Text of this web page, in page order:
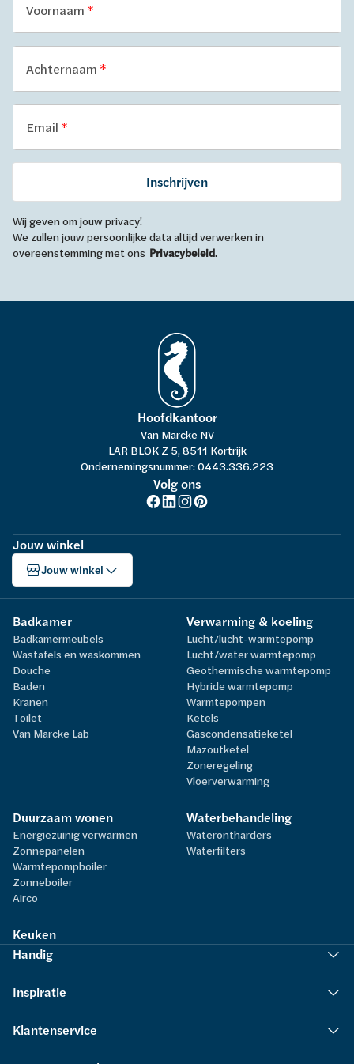
Voornaam
Achternaam
Email
Inschrijven
Wij geven om jouw privacy!
We zullen jouw persoonlijke data altijd verwerken in
overeenstemming met ons Privacybeleid.
Hoofdkantoor
Van Marcke NV
LAR BLOK Z 5, 8511 Kortrijk
Ondernemingsnummer: 0443.336.223
Volg ons
Jouw winkel
Jouw winkel
Badkamer
Badkamermeubels
Wastafels en waskommen
Douche
Baden
Kranen
Toilet
Van Marcke Lab
Verwarming & koeling
Lucht/lucht-warmtepomp
Lucht/water warmtepomp
Geothermische warmtepomp
Hybride warmtepomp
Warmtepompen
Ketels
Gascondensatieketel
Mazoutketel
Zoneregeling
Vloerverwarming
Duurzaam wonen
Energiezuinig verwarmen
Zonnepanelen
Warmtepompboiler
Zonneboiler
Airco
Waterbehandeling
Waterontharders
Waterfilters
Keuken
Handig
Inspiratie
Klantenservice